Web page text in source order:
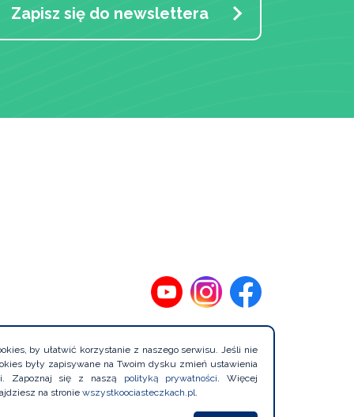
Zapisz się do newslettera
Projekt
by ułatwić korzystanie z naszego serwisu. Jeśli nie
były zapisywane na Twoim dysku zmień ustawienia
Zapoznaj się z naszą
polityką prywatności. Więcej
na stronie wszystkoociasteczkach.pl.